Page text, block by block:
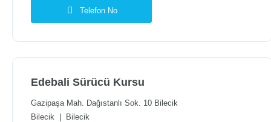
Telefon No
Edebali Sürücü Kursu
Gazipaşa Mah. Dağıstanlı Sok. 10 Bilecik
Bilecik
Bilecik